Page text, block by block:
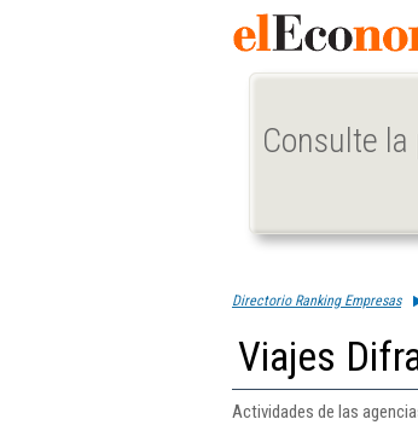
Consulte
Directorio Ranking Empresas
Viajes
Actividades de las